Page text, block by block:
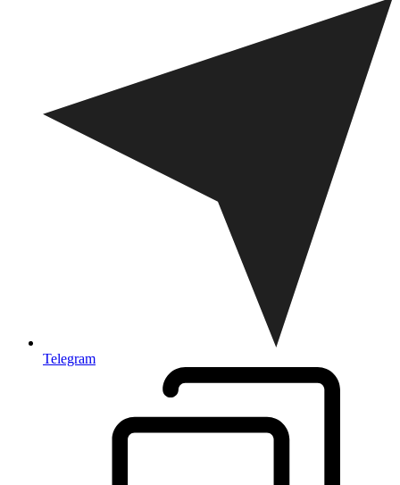
Telegram